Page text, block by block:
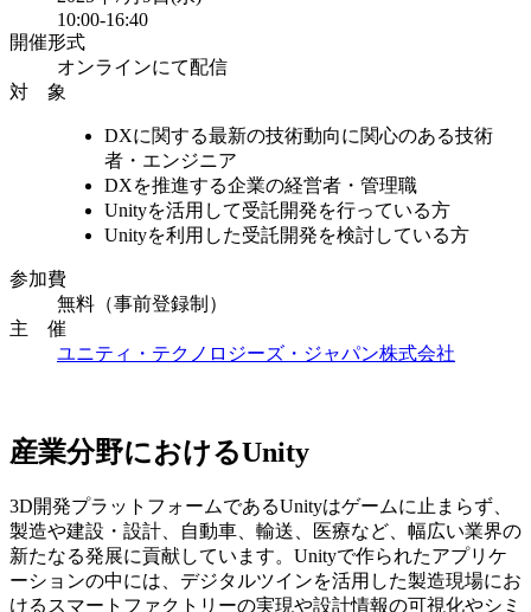
10:00-16:40
開催形式
オンラインにて配信
対 象
DXに関する最新の技術動向に関心のある技術
者・エンジニア
DXを推進する企業の経営者・管理職
Unityを活用して受託開発を行っている方
Unityを利用した受託開発を検討している方
参加費​
無料（事前登録制）
主 催
ユニティ・テクノロジーズ・ジャパン株式会社
産業分野におけるUnity
3D開発プラットフォームであるUnityはゲームに止まらず、
製造や建設・設計、自動車、輸送、医療など、幅広い業界の
新たなる発展に貢献しています。Unityで作られたアプリケ
ーションの中には、デジタルツインを活用した製造現場にお
けるスマートファクトリーの実現や設計情報の可視化やシミ